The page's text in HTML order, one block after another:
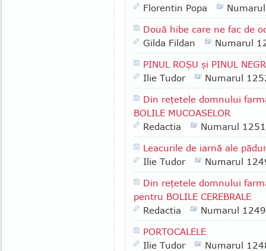
Florentin Popa
Două hibe care ne fac de
Gilda Fildan
Numarul
PINUL ROŞU şi PINUL
Ilie Tudor
Numarul
Din reţetele domnului
BOLILE MUCOASELOR
Redactia
Numarul 1251
Leacurile de iarnă ale
Ilie Tudor
Numarul
Din reţetele domnului
pentru BOLILE CEREBRALE
Redactia
Numarul 1249
PORTOCALELE
Ilie Tudor
Numarul